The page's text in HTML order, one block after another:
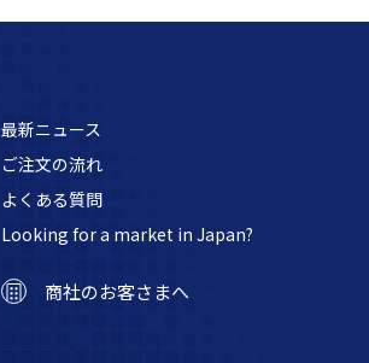
最新ニュース
ご注文の流れ
よくある質問
Looking for a market in Japan?
商社のお客さまへ